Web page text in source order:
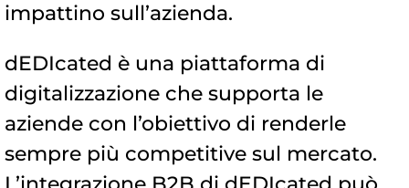
impattino sull’azienda.
dEDIcated è una piattaforma di
digitalizzazione che supporta le
aziende con l’obiettivo di renderle
sempre più competitive sul mercato.